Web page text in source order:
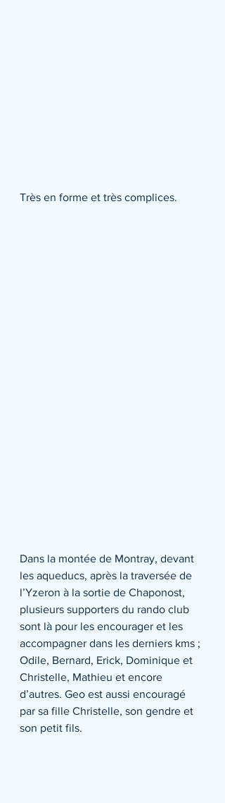
Très en forme et très complices.
Dans la montée de Montray, devant
les aqueducs, après la traversée de
l’Yzeron à la sortie de Chaponost,
plusieurs supporters du rando club
sont là pour les encourager et les
accompagner dans les derniers kms ;
Odile, Bernard, Erick, Dominique et
Christelle, Mathieu et encore
d’autres. Geo est aussi encouragé
par sa fille Christelle, son gendre et
son petit fils.